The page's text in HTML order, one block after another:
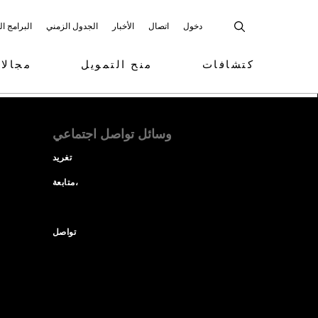
البرامج الجدول الزمني الأخبار اتصال دخول
منح التمويل كتشافات
وسائل تواصل اجتماعي
تغريد
متابعة،
تواصل